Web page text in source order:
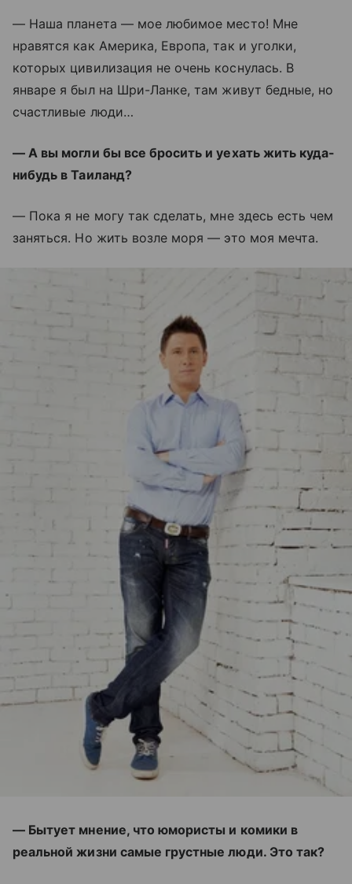
— Наша планета — мое любимое место! Мне
нравятся как Америка, Европа, так и уголки,
которых цивилизация не очень коснулась. В
январе я был на Шри-Ланке, там живут бедные, но
счастливые люди…
— А вы могли бы все бросить и уехать жить куда-
нибудь в Таиланд?
— Пока я не могу так сделать, мне здесь есть чем
заняться. Но жить возле моря — это моя мечта.
— Бытует мнение, что юмористы и комики в
реальной жизни самые грустные люди. Это так?